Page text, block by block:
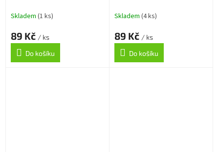
Skladem (1 ks)
89 Kč / ks
Do košíku
Skladem (4 ks)
89 Kč / ks
Do košíku